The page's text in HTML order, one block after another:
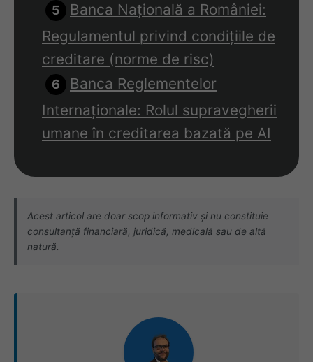
Banca Națională a României:
Regulamentul privind condițiile de
creditare (norme de risc)
Banca Reglementelor
Internaționale: Rolul supravegherii
umane în creditarea bazată pe AI
Acest articol are doar scop informativ și nu constituie
consultanță financiară, juridică, medicală sau de altă
natură.